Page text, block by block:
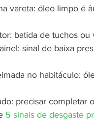
vareta: óleo limpo é
batida de tuchos
sinal de baixa
no habitáculo:
precisar completar
5 sinais de desgaste